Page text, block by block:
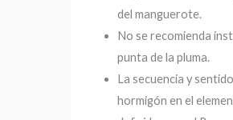
del manguerote.
No se recomienda
punta de la pluma.
La secuencia y
hormigón en el